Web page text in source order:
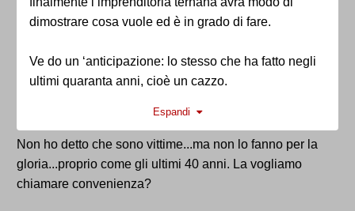
dimostrare cosa vuole ed è in grado di fare.
Ve do un ‘anticipazione: lo stesso che ha fatto negli
ultimi quaranta anni, cioè un cazzo.
Intendiamoci, non sono obblligati, ma manco a farli
passà per “vittime”
di soggetti esterni.
Espandi
Non ho detto che sono vittime...ma non lo fanno per la
gloria...proprio come gli ultimi 40 anni. La vogliamo
chiamare convenienza?